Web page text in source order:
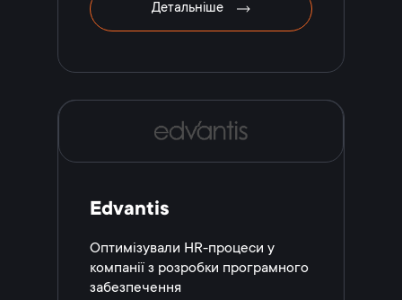
Детальніше
Edvantis
Оптимізували HR-процеси у
компанії з розробки програмного
забезпечення